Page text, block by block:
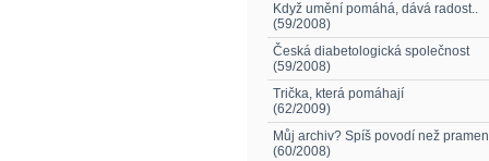
Když umění pomáhá, dává radost..
(59/2008)
Česká diabetologická společnost
(59/2008)
Trička, která pomáhají
(62/2009)
Můj archiv? Spíš povodí než
(60/2008)